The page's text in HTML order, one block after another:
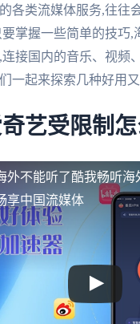
各类流媒体服务,往往
掌握一些简单的技巧,
接国内的音乐、视频
一起来探索几种好用
奇艺受限制
外不能听了酷我畅听海
享中国流媒体